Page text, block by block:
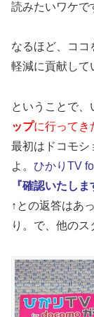
読みたいワケで
なるほど、ココ
軽減に貢献して
ということで
ップに行ってき
最初はドコモシ
よ。 ひかりTV
『確認いたしま
↑との返答はあ
り。で、他のス